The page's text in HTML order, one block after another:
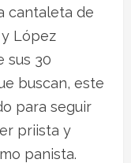
cantaleta de
López
sus 30
buscan, este
para seguir
priista y
panista.